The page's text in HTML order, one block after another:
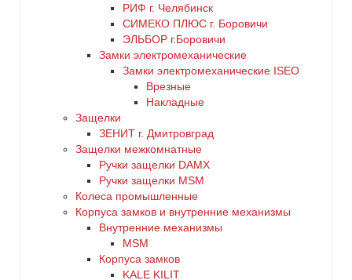
РИФ г. Челябинск
СИМЕКО ПЛЮС г. Боровичи
ЭЛЬБОР г.Боровичи
Замки электромеханические
Замки электромеханические ISEO
Врезные
Накладные
Защелки
ЗЕНИТ г. Дмитровград
Защелки межкомнатные
Ручки защелки DAMX
Ручки защелки MSM
Колеса промышленные
Корпуса замков и внутренние механизмы
Внутренние механизмы
MSM
Корпуса замков
KALE KILIT